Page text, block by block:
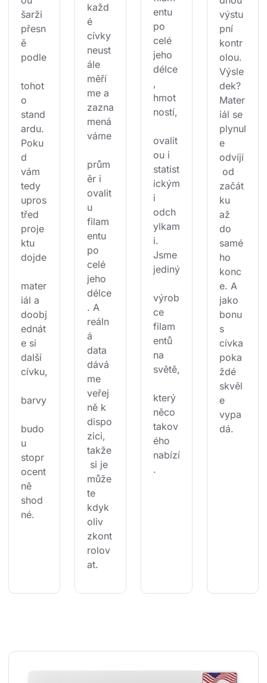
šarži
přesn
ě
podle
tohot
o
stand
ardu.
Poku
d
vám
tedy
upros
třed
proje
ktu
dojde
mater
iál a
doobj
ednát
e si
další
cívku,
barvy
budo
u
stopr
ocent
ně
shod
né.
každ
é
cívky
neust
ále
měří
me a
zazna
mená
váme
prům
ěr i
ovalit
u
filam
entu
po
celé
jeho
délce
. A
reáln
á
data
dává
me
veřej
ně k
dispo
zici,
takže
si je
může
te
kdyk
oliv
zkont
rolov
at.
entu
po
celé
jeho
délce
,
hmot
ností,
ovalit
ou i
statist
ickým
i
odch
ylkam
i.
Jsme
jediný
výrob
ce
filam
entů
na
světě,
který
něco
takov
ého
nabízí
.
výstu
pní
kontr
olou.
Výsle
dek?
Mater
iál se
plynul
e
odvíjí
od
začát
ku
až
do
samé
ho
konc
e. A
jako
bonu
s
cívka
poka
ždé
skvěl
e
vypa
dá.